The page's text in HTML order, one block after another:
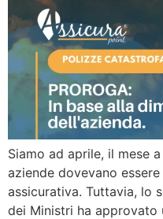
Siamo ad aprile, il mese
aziende dovevano
assicurativa. Tuttavia, lo
dei Ministri ha approvato